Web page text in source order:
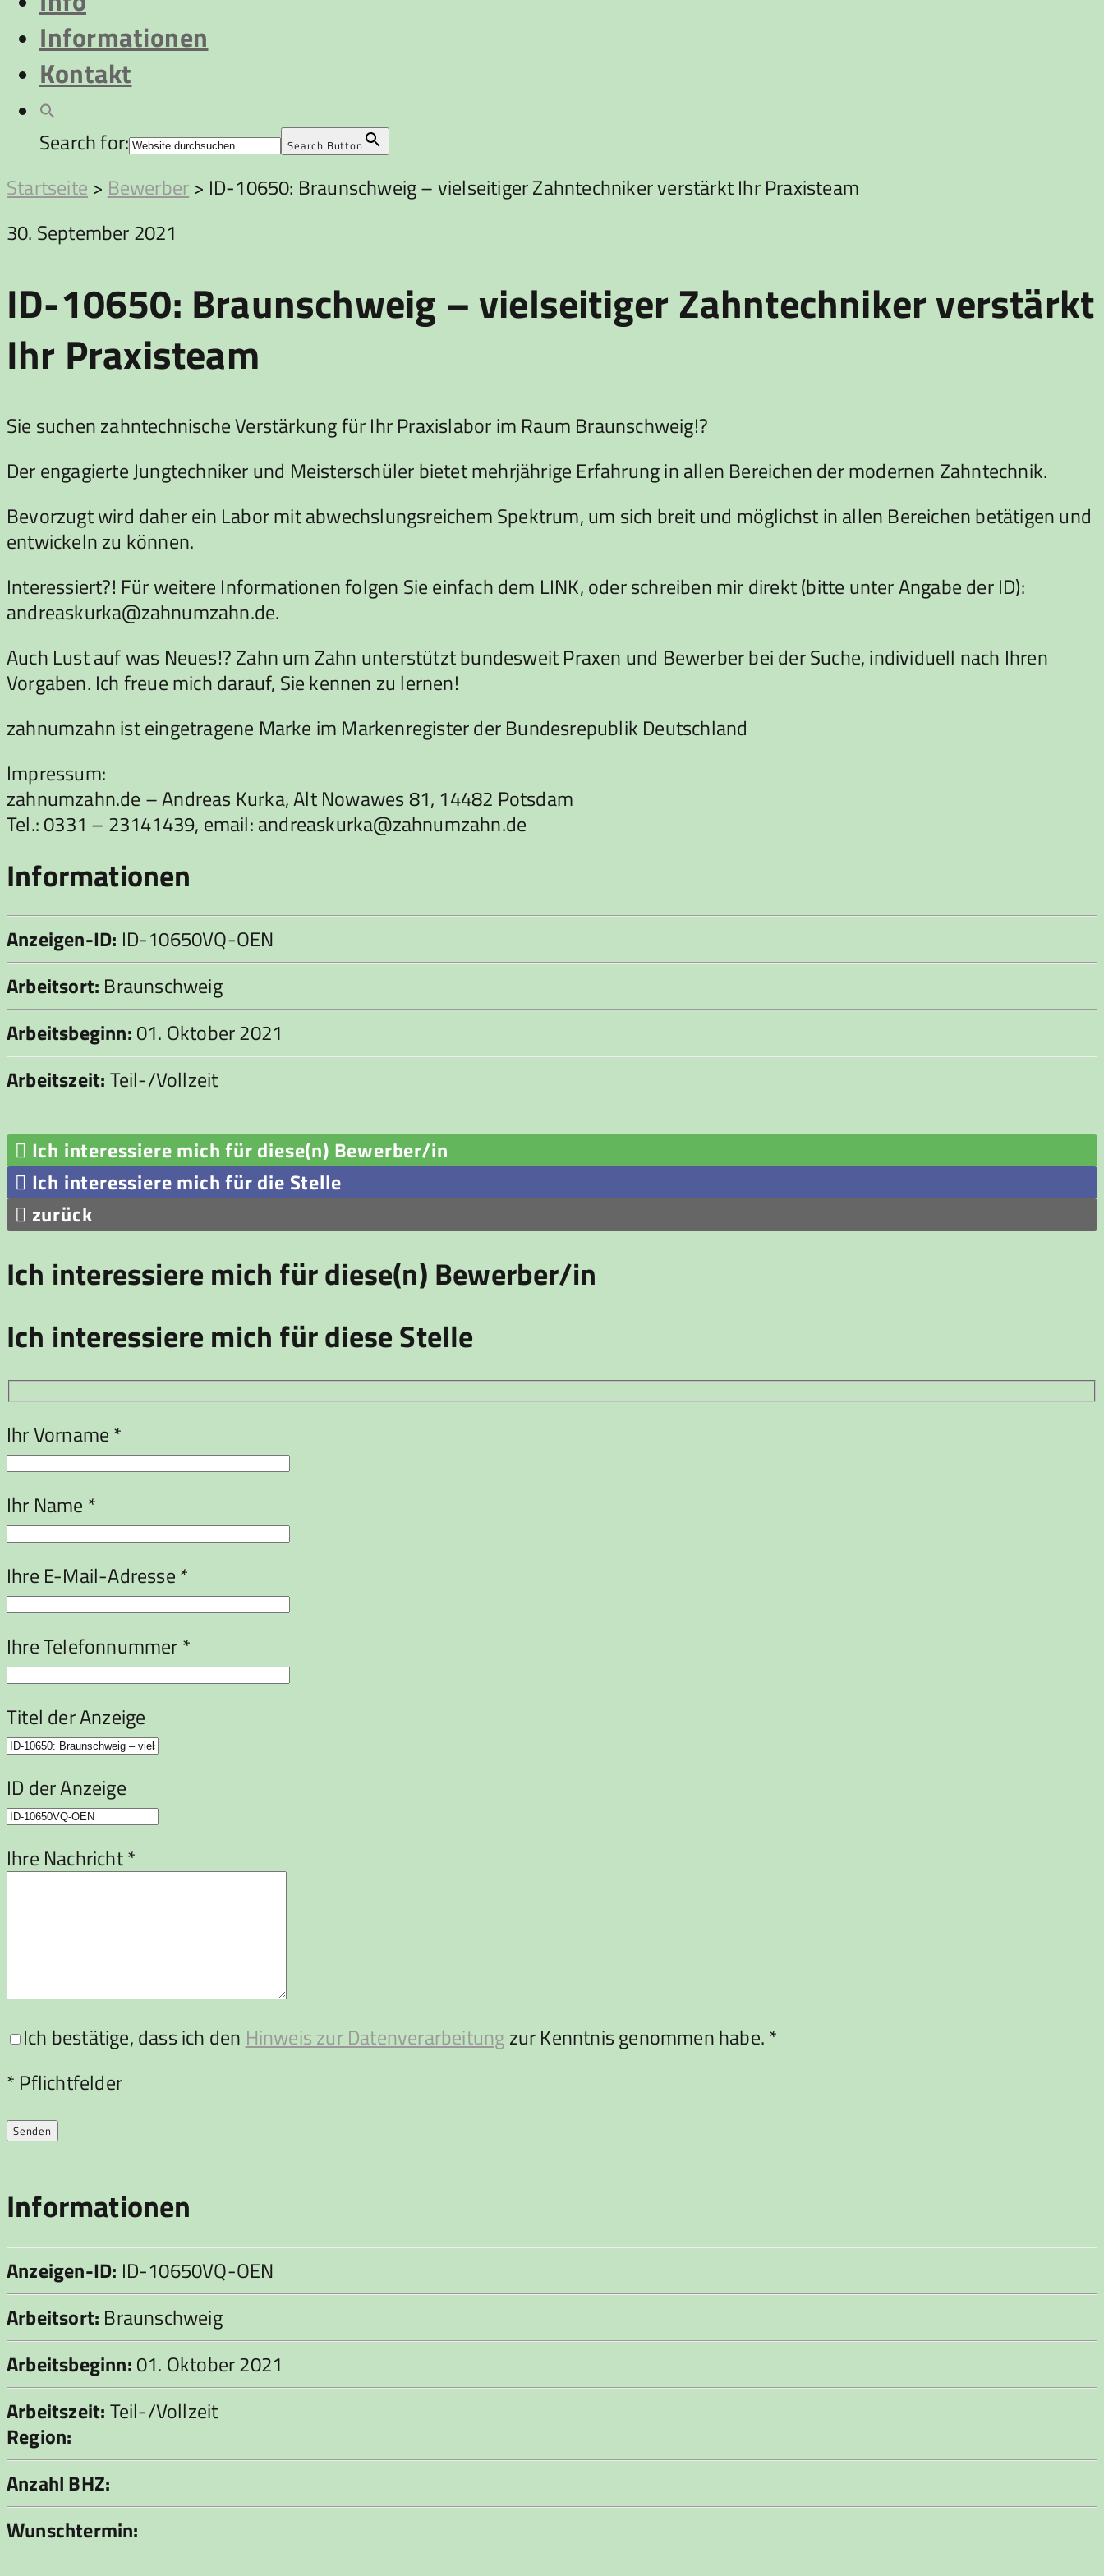
Informationen
Kontakt
Search for: Search Button
Startseite > Bewerber> ID-10650: Braunschweig – vielseitiger Zahntechniker verstärkt Ihr Praxisteam
30. September 2021
ID-10650: Braunschweig – vielseitiger Zahntechniker verstärkt
Ihr Praxisteam
Sie suchen zahntechnische Verstärkung für Ihr Praxislabor im Raum Braunschweig!?
Der engagierte Jungtechniker und Meisterschüler bietet mehrjährige Erfahrung in allen Bereichen der modernen Zahntechnik.
Bevorzugt wird daher ein Labor mit abwechslungsreichem Spektrum, um sich breit und möglichst in allen Bereichen betätigen und
entwickeln zu können.
Interessiert?! Für weitere Informationen folgen Sie einfach dem LINK, oder schreiben mir direkt (bitte unter Angabe der ID):
andreaskurka@zahnumzahn.de.
Auch Lust auf was Neues!? Zahn um Zahn unterstützt bundesweit Praxen und Bewerber bei der Suche, individuell nach Ihren
Vorgaben. Ich freue mich darauf, Sie kennen zu lernen!
zahnumzahn ist eingetragene Marke im Markenregister der Bundesrepublik Deutschland
Impressum:
zahnumzahn.de – Andreas Kurka, Alt Nowawes 81, 14482 Potsdam
Tel.: 0331 – 23141439, email: andreaskurka@zahnumzahn.de
Informationen
Anzeigen-ID: ID-10650VQ-OEN
Arbeitsort: Braunschweig
Arbeitsbeginn:01. Oktober 2021
Arbeitszeit:Teil-/Vollzeit
 Ich interessiere mich für diese(n) Bewerber/in
 Ich interessiere mich für die Stelle
 zurück
Ich interessiere mich für diese(n) Bewerber/in
Ich interessiere mich für diese Stelle
Ihr Vorname *
Ihr Name *
Ihre E-Mail-Adresse *
Ihre Telefonnummer *
Titel der Anzeige
ID der Anzeige
Ihre Nachricht *
Ich bestätige, dass ich den Hinweis zur Datenverarbeitungzur Kenntnis genommen habe. *
Bitte lasse dieses Feld leer.
* Pflichtfelder
Informationen
Anzeigen-ID: ID-10650VQ-OEN
Arbeitsort: Braunschweig
Arbeitsbeginn:01. Oktober 2021
Arbeitszeit:Teil-/Vollzeit
Region:
Anzahl BHZ:
Wunschtermin: